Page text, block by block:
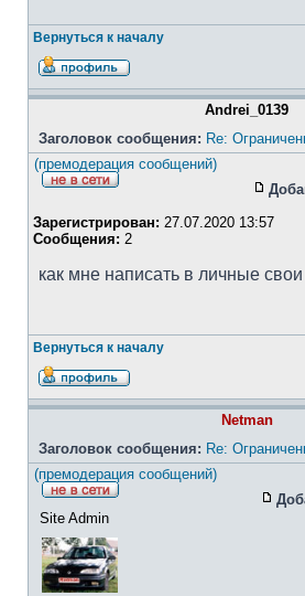
Вернуться к началу
Andrei_0139
Заголовок сообщения: Re:
(премодерация сообщений)
Зарегистрирован: 27.07.2020 13:57
Сообщения: 2
как мне написать в личные
Вернуться к началу
Netman
Заголовок сообщения: Re:
(премодерация сообщений)
Site Admin